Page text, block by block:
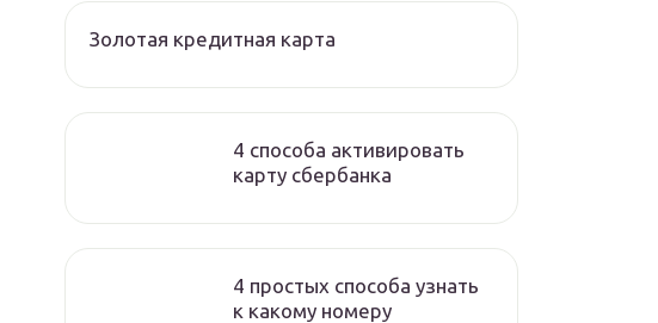
Золотая кредитная карта
4 способа активировать
карту сбербанка
4 простых способа узнать
к какому номеру